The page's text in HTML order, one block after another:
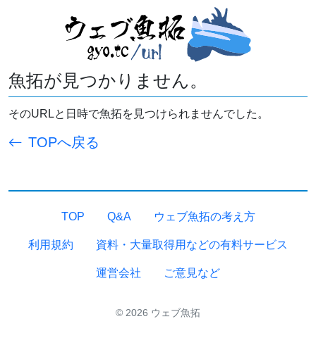
魚拓が見つかりません。
そのURLと日時で魚拓を見つけられませんでした。
TOPへ戻る
TOP Q&A ウェブ魚拓の考え方
利用規約 資料・大量取得用などの有料サービス
運営会社 ご意見など
© 2026 ウェブ魚拓